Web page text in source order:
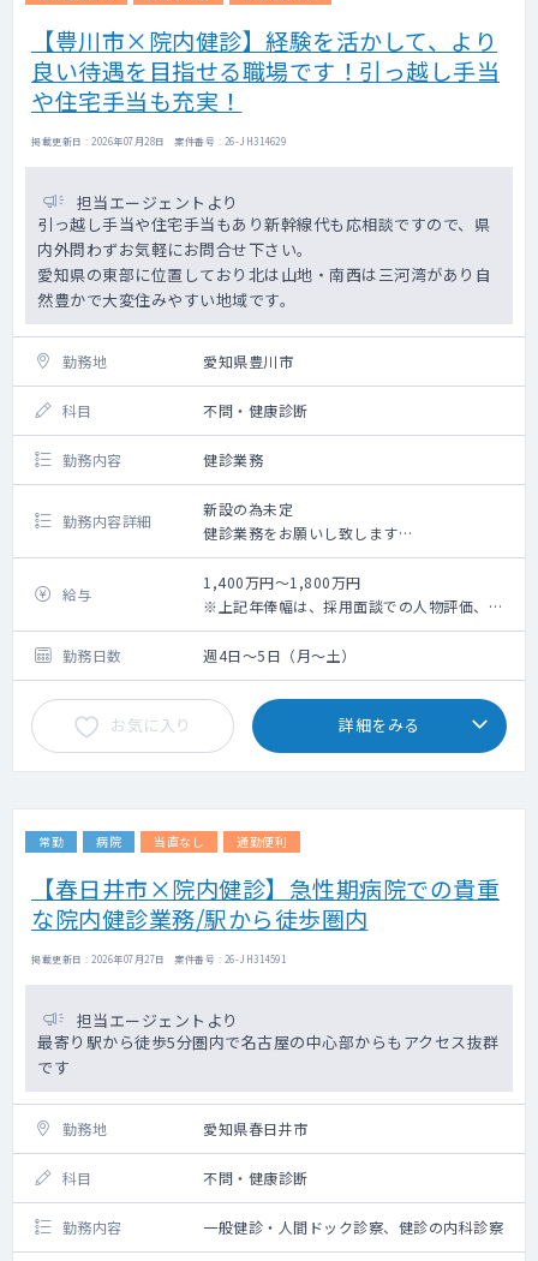
【豊川市×院内健診】経験を活かして、より
良い待遇を目指せる職場です！引っ越し手当
や住宅手当も充実！
掲載更新日 : 2026年07月28日 案件番号 : 26-JH314629
担当エージェントより
引っ越し手当や住宅手当もあり新幹線代も応相談ですので、県
内外問わずお気軽にお問合せ下さい。
愛知県の東部に位置しており北は山地・南西は三河湾があり自
然豊かで大変住みやすい地域です。
勤務地 愛知県豊川市
科目 不問・健康診断
勤務内容 健診業務
勤務内容詳細
新設の為未定
健診業務をお願いし致します
1：受診者の診察（火・金曜日午後健診有、
15：00～16：30）
2：問診、聴打診
3：健診判定
4：検査結果説明
5：健診スタッフとの連携
6：健診事業運営・品質向上への参画
電子カルテ（メーカー：CSI-ミライズ）
健診システム（タック）
給与
1,400万円～1,800万円
※上記年俸幅は、採用面談での人物評価、業
務内容詳細、個々スキルに応じて最終決定さ
せていただきます。
勤務日数 週4日～5日（月～土）
お気に入り 詳細をみる
常勤 病院 当直なし 通勤便利
【春日井市×院内健診】急性期病院での貴重
な院内健診業務/駅から徒歩圏内
掲載更新日 : 2026年07月27日 案件番号 : 26-JH314591
担当エージェントより
最寄り駅から徒歩5分圏内で名古屋の中心部からもアクセス抜群
です
勤務地 愛知県春日井市
科目 不問・健康診断
勤務内容 一般健診・人間ドック診察、健診の内科診察